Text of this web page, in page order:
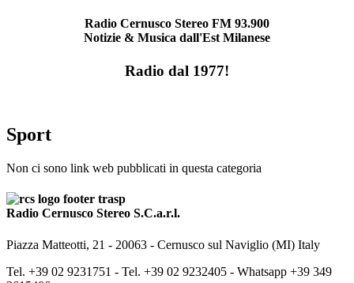
Radio Cernusco Stereo FM 93.900
Notizie & Musica dall'Est Milanese
Radio dal 1977!
Sport
Non ci sono link web pubblicati in questa categoria
Radio Cernusco Stereo S.C.a.r.l.
Piazza Matteotti, 21 - 20063 - Cernusco sul Naviglio (MI) Italy
Tel. +39 02 9231751 - Tel. +39 02 9232405 - Whatsapp +39 349